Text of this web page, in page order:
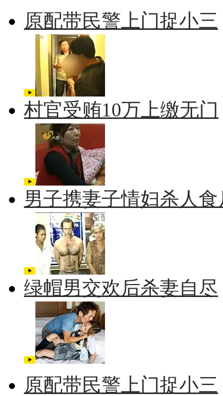
原配带民警上门捉小三
村官受贿10万上缴无门
男子携妻子情妇杀人食
绿帽男交欢后杀妻自尽
原配带民警上门捉小三